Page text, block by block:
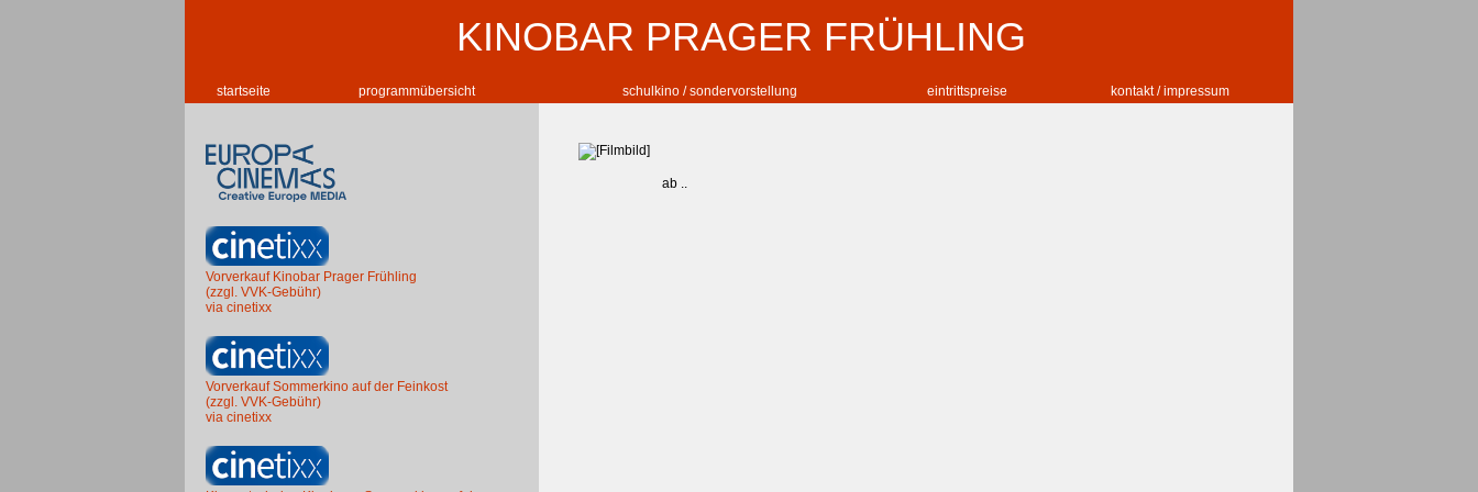
KINOBAR PRAGER FRÜHLING
startseite programmübersicht schulkino / sondervorstellung eintrittspreise kontakt / impressum
Vorverkauf Kinobar Prager Frühling
(zzgl. VVK-Gebühr)
via cinetixx
Vorverkauf Sommerkino auf der Feinkost
(zzgl. VVK-Gebühr)
via cinetixx
ab ..